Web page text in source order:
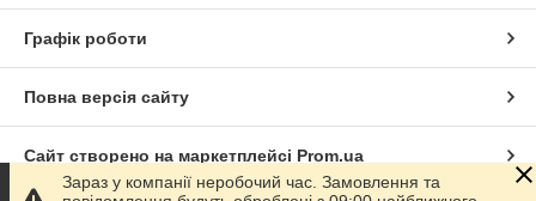
Графік роботи
Повна версія сайту
Сайт створено на маркетплейсі Prom.ua
Зараз у компанії неробочий час. Замовлення та